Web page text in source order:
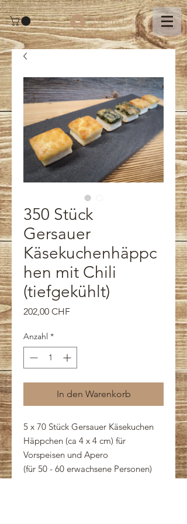
Gastro Login
350 Stück
Gersauer
Käsekuchenhäppc
hen mit Chili
(tiefgekühlt)
202,00 CHFPreis
Anzahl *
In den Warenkorb
5 x 70 Stück Gersauer Käsekuchen
Häppchen (ca 4 x 4 cm) für
Vorspeisen und Apero
(für 50 - 60 erwachsene Personen)